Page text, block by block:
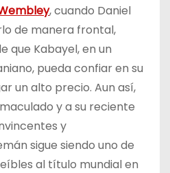
, cuando Daniel
de manera frontal,
que Kabayel, en un
pueda confiar en su
un alto precio. Aun así,
y a su reciente
y
sigue siendo uno de
al título mundial en